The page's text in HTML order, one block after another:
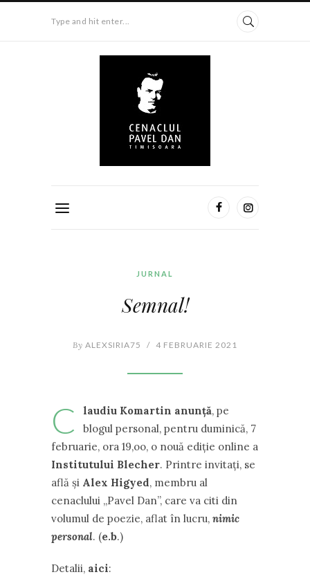
Type and hit enter...
JURNAL
Semnal!
By ALEXSIRIA75 / 4 FEBRUARIE 2021
C laudiu Komartin anunță, pe
blogul personal, pentru duminică, 7
februarie, ora 19,oo, o nouă ediție online a
Institutului Blecher. Printre invitați, se
află și Alex Higyed, membru al
cenaclului ,,Pavel Dan”, care va citi din
volumul de poezie, aflat în lucru, nimic
personal. (e.b.)
Detalii, aici: